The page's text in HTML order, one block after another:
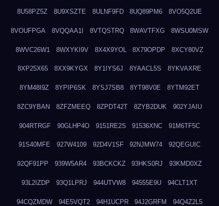
8U58PZ5Z 8U9XSZTE 8ULNF9FD 8UQ89PM6 8VO5Q2UE
8VOUFPGA 8VQQAA1I 8VTQSTRQ 8WAVTFXG 8WSU0MSW
8WVC26W1 8WXYKI9V 8X4X9YOL 8X79OPDP 8XCY80VZ
8XP25X65 8XX9KYGX 8Y1IYS6J 8YAACL5S 8YKVAXRE
8YM48I9Z 8YPIP6SK 8YSJ7SB8 8YT98V0E 8YTM92ET
8ZC9YBAN 8ZFZMEEQ 8ZPDT42T 8ZYB2DUK 902YJAIU
904RTRGF 90GLHP4O 9151RE2S 91536XNC 91M6TF5C
91S40MFE 927W4109 92D4V1SF 92NJMW74 92QEGUIC
92QF91PP 939W5AR4 93BCKCKZ 93HKS0RJ 93KMD0XZ
93L2IZDP 93Q1LPRJ 944UTVW8 94555E9U 94CLT1XT
94CQZMDW 94E5VQT2 94H1UCPR 94J2GRFM 94Q4Z2L5